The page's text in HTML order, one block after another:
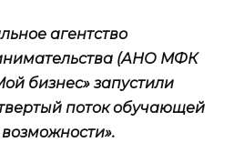
агентство
(АНО МФК
бизнес» запустили
поток обучающей